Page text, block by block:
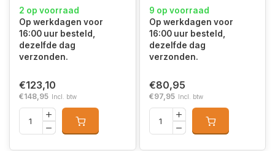
2 op voorraad
Op werkdagen voor
16:00 uur besteld,
dezelfde dag
verzonden.
€123,10
€148,95 Incl. btw
9 op voorraad
Op werkdagen voor
16:00 uur besteld,
dezelfde dag
verzonden.
€80,95
€97,95 Incl. btw